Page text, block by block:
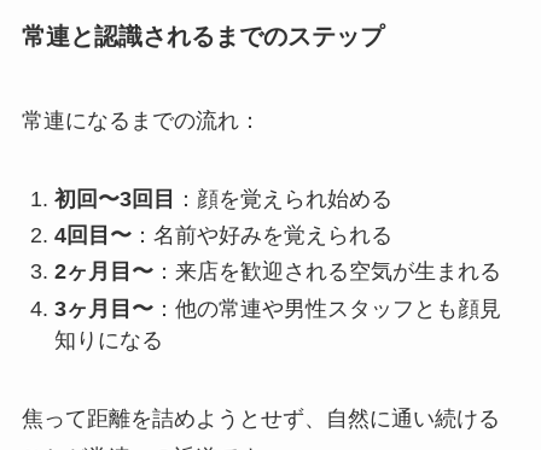
常連と認識されるまでのステップ
常連になるまでの流れ：
初回〜3回目
：顔を覚えられ始める
4回目〜：名前や好みを覚えられる
2ヶ月目〜：来店を歓迎される空気が生まれる
3ヶ月目〜：他の常連や男性スタッフとも顔見
知りになる
焦って距離を詰めようとせず、自然に通い続ける